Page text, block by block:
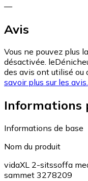
—
Avis
Vous ne pouvez plus
désactivée.
des avis ont utilisé ou
savoir plus sur les avis.
Informations
Informations de base
Nom du produit
vidaXL 2-sitssoffa
sammet 3278209